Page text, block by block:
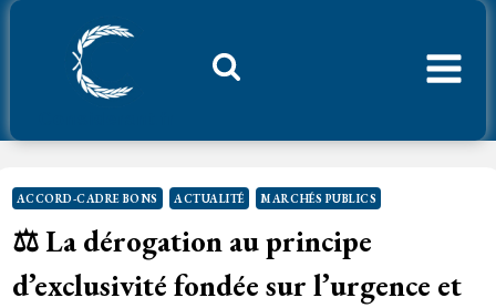
Aller
ACCORD-CADRE BONS ACTUALITÉ MARCHÉS PUBLICS
⚖️ La dérogation au principe
d’exclusivité fondée sur l’urgence et